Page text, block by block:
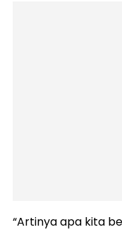
“Artinya apa kita